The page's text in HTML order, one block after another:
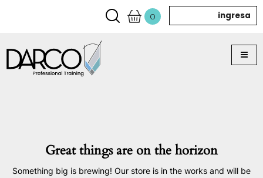
0 ingresa
Great things are on the horizon
Something big is brewing! Our store is in the works and will be